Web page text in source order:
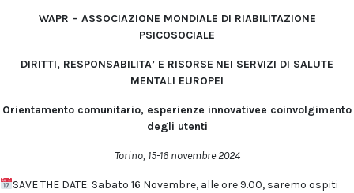
WAPR – ASSOCIAZIONE MONDIALE DI RIABILITAZIONE
PSICOSOCIALE
DIRITTI, RESPONSABILITA’ E RISORSE NEI SERVIZI DI SALUTE
MENTALI EUROPEI
Orientamento comunitario, esperienze innovativee coinvolgimento
degli utenti
Torino, 15-16 novembre 2024
SAVE THE DATE: Sabato 16 Novembre, alle ore 9.00, saremo ospiti